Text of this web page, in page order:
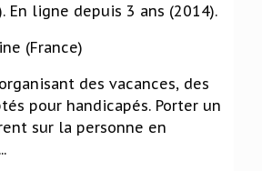
En ligne depuis 3 ans (2014).
(France)
des vacances, des
pour handicapés. Porter un
sur la personne en